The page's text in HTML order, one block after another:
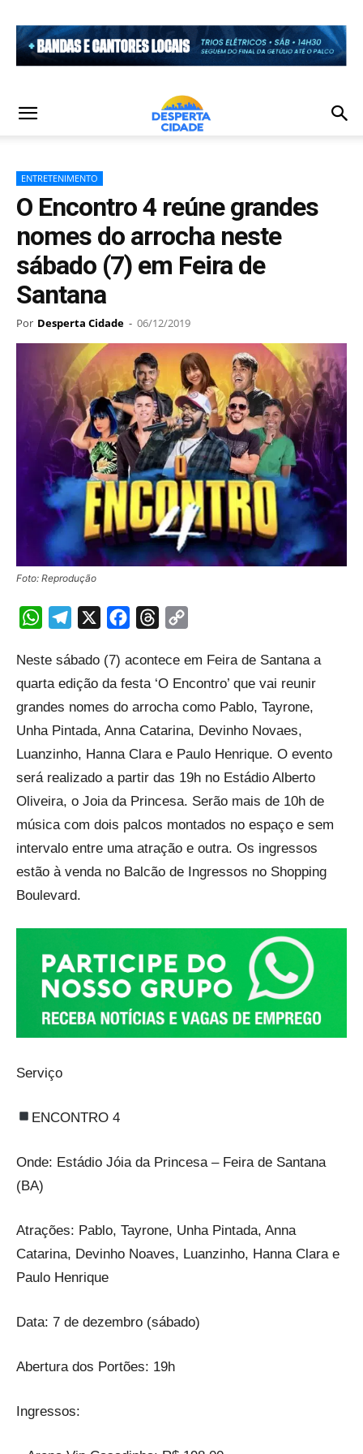
ENTRETENIMENTO
O Encontro 4 reúne grandes
nomes do arrocha neste
sábado (7) em Feira de
Santana
Por Desperta Cidade - 06/12/2019
Foto: Reprodução
WhatsAppTelegram FacebookThreads
Neste sábado (7) acontece em Feira de Santana a
quarta edição da festa ‘O Encontro’ que vai reunir
grandes nomes do arrocha como Pablo, Tayrone,
Unha Pintada, Anna Catarina, Devinho Novaes,
Luanzinho, Hanna Clara e Paulo Henrique. O evento
será realizado a partir das 19h no Estádio Alberto
Oliveira, o Joia da Princesa. Serão mais de 10h de
música com dois palcos montados no espaço e sem
intervalo entre uma atração e outra. Os ingressos
estão à venda no Balcão de Ingressos no Shopping
Boulevard.
Serviço
ENCONTRO 4
Onde: Estádio Jóia da Princesa – Feira de Santana
(BA)
Atrações: Pablo, Tayrone, Unha Pintada, Anna
Catarina, Devinho Noaves, Luanzinho, Hanna Clara e
Paulo Henrique
Data: 7 de dezembro (sábado)
Abertura dos Portões: 19h
Ingressos: